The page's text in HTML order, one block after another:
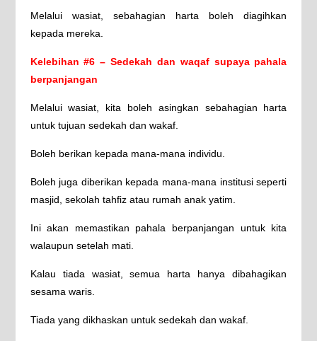
Melalui wasiat, sebahagian harta boleh diagihkan
kepada mereka.
Kelebihan #6 – Sedekah dan waqaf supaya pahala
berpanjangan
Melalui wasiat, kita boleh asingkan sebahagian harta
untuk tujuan sedekah dan wakaf.
Boleh berikan kepada mana-mana individu.
Boleh juga diberikan kepada mana-mana institusi seperti
masjid, sekolah tahfiz atau rumah anak yatim.
Ini akan memastikan pahala berpanjangan untuk kita
walaupun setelah mati.
Kalau tiada wasiat, semua harta hanya dibahagikan
sesama waris.
Tiada yang dikhaskan untuk sedekah dan wakaf.